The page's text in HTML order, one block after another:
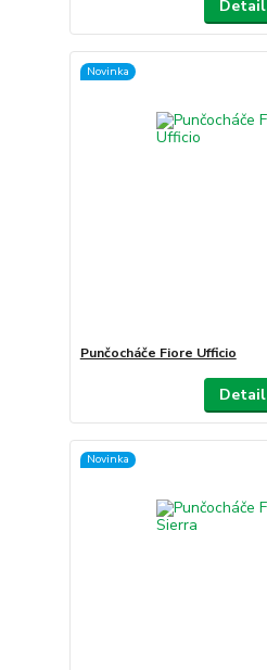
Detail
Novinka
Punčocháče Fiore Ufficio
Detail
Novinka